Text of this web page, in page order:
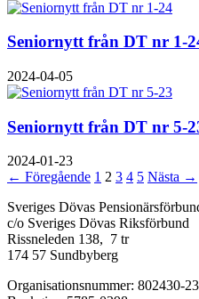
Seniornytt från DT nr 1-
2024-04-05
Seniornytt från DT nr 5-
2024-01-23
← Föregående 1 2 3 4 5 Nästa →
Sveriges Dövas
c/o Sveriges Dövas Riksförbund
Rissneleden 138, 7 tr
174 57 Sundbyberg
Organisationsnummer: 802430-